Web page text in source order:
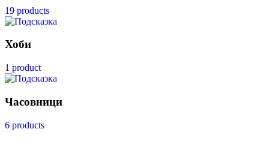
19 products
Хоби
1 product
Часовници
6 products